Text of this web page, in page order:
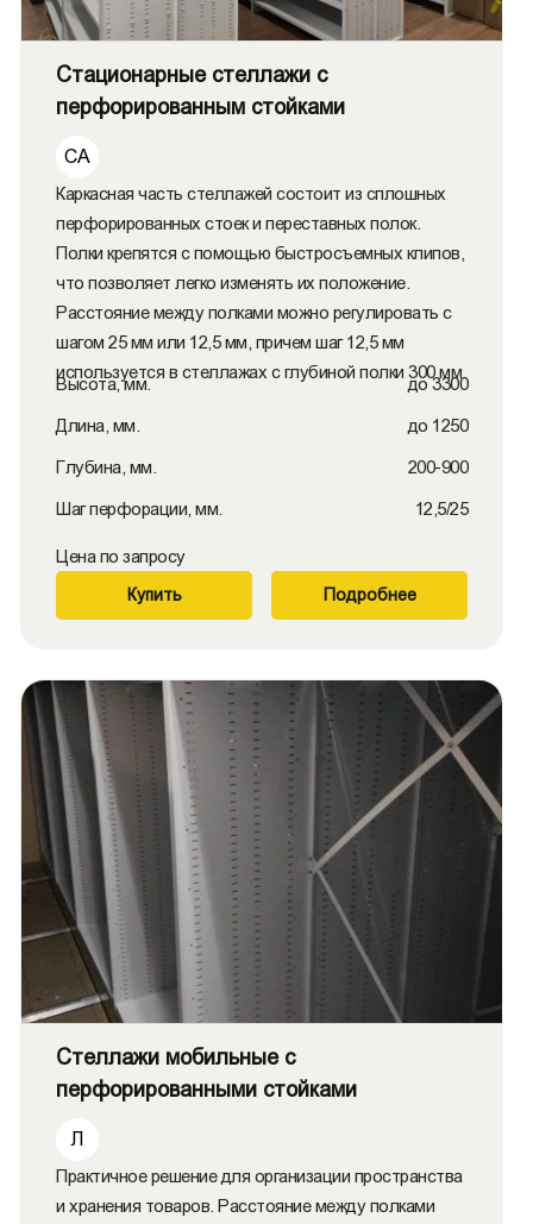
Стационарные стеллажи с
перфорированным стойками
СА
Каркасная часть стеллажей состоит из сплошных
перфорированных стоек и переставных полок.
Полки крепятся с помощью быстросъемных клипов,
что позволяет легко изменять их положение.
Расстояние между полками можно регулировать с
шагом 25 мм или 12,5 мм, причем шаг 12,5 мм
используется в стеллажах с глубиной полки 300 мм.
Высота, мм. до 3300
Длина, мм. до 1250
Глубина, мм. 200-900
Шаг перфорации, мм. 12,5/25
Цена по запросу
Купить Подробнее
Стеллажи мобильные с
перфорированными стойками
Л
Практичное решение для организации пространства
и хранения товаров. Расстояние между полками